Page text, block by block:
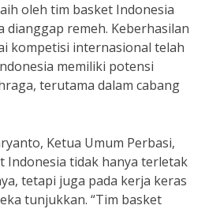
oleh tim basket Indonesia
dianggap remeh. Keberhasilan
kompetisi internasional telah
memiliki potensi
terutama dalam cabang
Ketua Umum Perbasi,
Indonesia tidak hanya terletak
tetapi juga pada kerja keras
tunjukkan. “Tim basket